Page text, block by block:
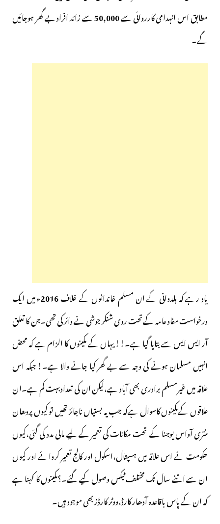
مطابق اس انہدامی کارروائی سے50,000سے زائد افراد بے گھر ہوجائیں
گے۔
یاد رہے کہ ہلدوانی کے ان مسلم خاندانوں کے خلاف2016ء میں ایک
درخواست مفاد عامہ کےتحت روی شنکر جوشی نے دائر کی تھی۔جن کا تعلق
آر ایس ایس سے بتایا گیا ہے۔!! یہاں کے مکینوں کا الزام ہے کہ محض
انہیں مسلمان ہونے کی وجہ سے بے گھر کیا جانے والا ہے۔! جبکہ اس
علاقہ میں غیرمسلم برادری بھی آباد ہے،لیکن ان کی تعدادبہت کم ہے۔ان
علاقوں کےمکینوں کاسوال ہےکہ جب یہ بستیاں ناجائز تھیں تو کیوں پردھان
منتری آواس یوجنا کے تحت مکانات کی تعمیر کے لیے مالی مدد کی گئی،کیوں
حکومت نے اس علاقہ میں ہسپتال،اسکول اور کالج تعمیر کروائے اور کیوں
ان سے اتنے سال تک مختلف ٹیکس وصول کیے گئے۔؟مکینوں کا کہنا ہے
کہ ان کے پاس باقاعدہ آدھار کارڈ،ووٹر کارڈز بھی موجود ہیں۔